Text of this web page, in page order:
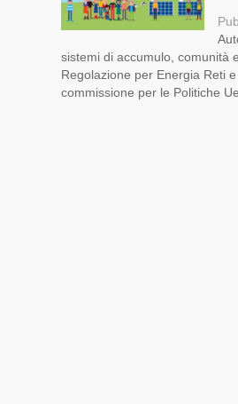
sistemi di accumulo, comunità
Regolazione per Energia Reti
commissione per le Politiche